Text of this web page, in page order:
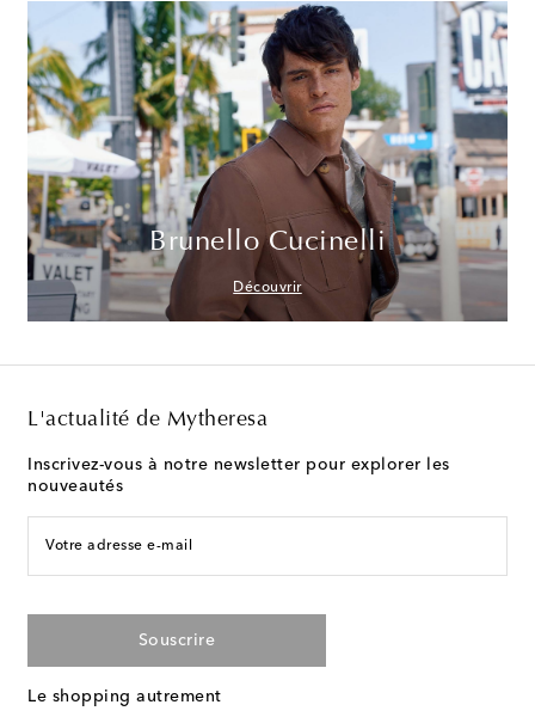
Brunello Cucinelli
Découvrir
L'actualité de Mytheresa
Inscrivez-vous à notre newsletter pour explorer les
nouveautés
Votre adresse e-mail
Souscrire
Le shopping autrement